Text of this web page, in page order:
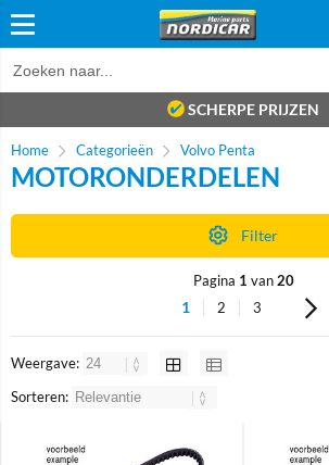
SCHERPE PRIJZEN
Home Categorieën Volvo Penta
MOTORONDERDELEN
Filter
Pagina 1 van20
1 2 3
Weergave:
Sorteren: